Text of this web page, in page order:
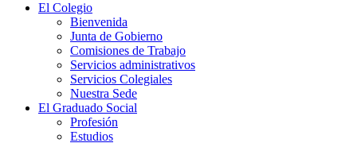
El Colegio
Bienvenida
Junta de Gobierno
Comisiones de Trabajo
Servicios administrativos
Servicios Colegiales
Nuestra Sede
El Graduado Social
Profesión
Estudios